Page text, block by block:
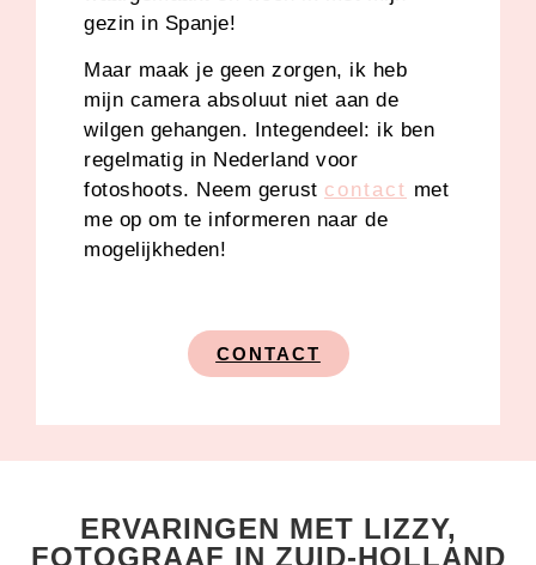
gezin in Spanje!
Maar maak je geen zorgen, ik heb
mijn camera absoluut niet aan de
wilgen gehangen. Integendeel: ik ben
regelmatig in Nederland voor
fotoshoots. Neem gerust contact met
me op om te informeren naar de
mogelijkheden!
CONTACT
ERVARINGEN MET LIZZY,
FOTOGRAAF IN ZUID-HOLLAND